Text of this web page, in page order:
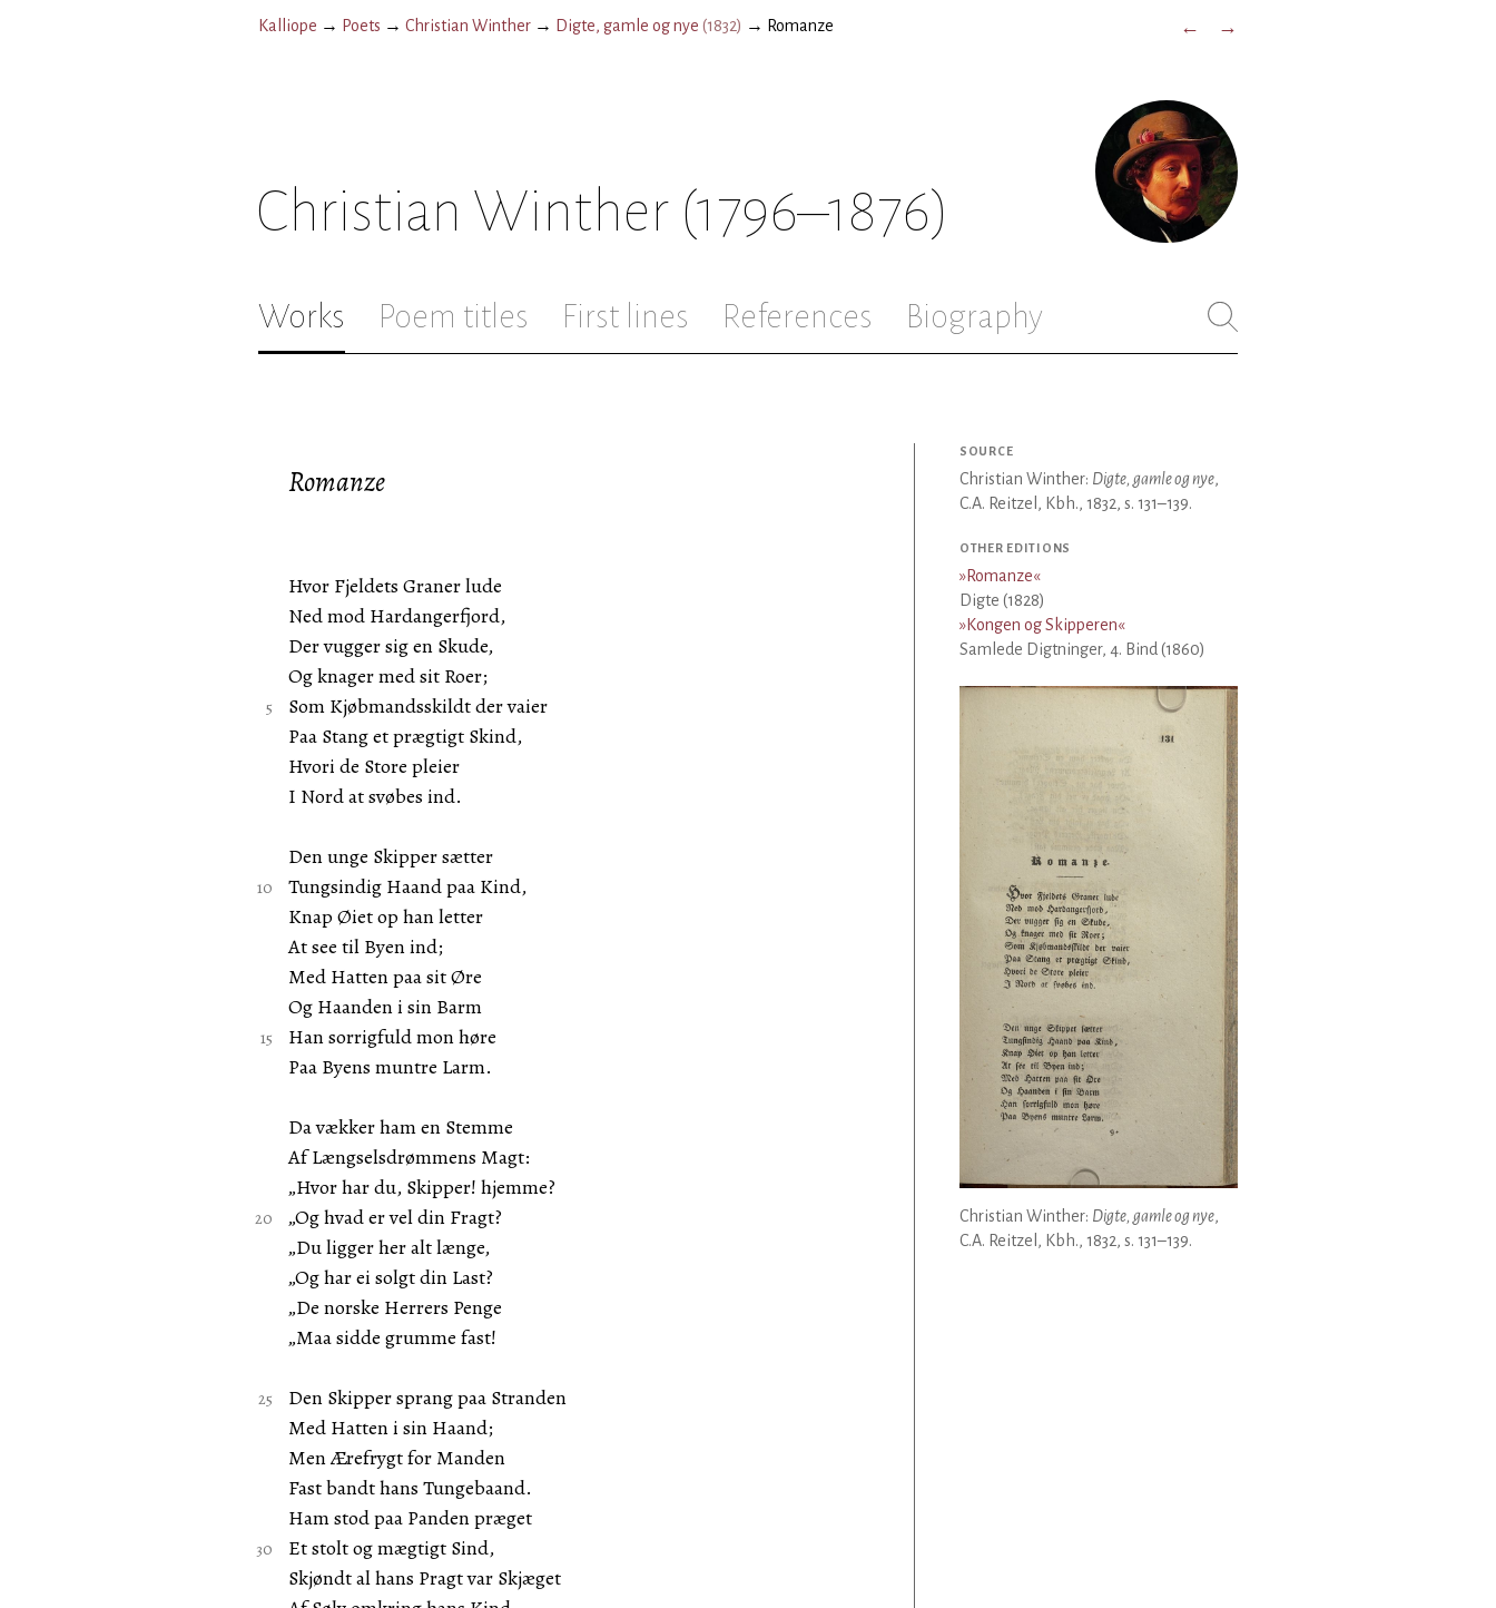
Kalliope → Poets → Christian Winther → Digte, gamle og nye (1832) → Romanze ← →
Christian Winther (1796–1876)
Works Poem titles First lines References Biography
Romanze
Hvor Fjeldets Graner lude
Ned mod Hardangerfjord,
Der vugger sig en Skude,
Og knager med sit Roer;
Som Kjøbmandsskildt der vaier
Paa Stang et prægtigt Skind,
Hvori de Store pleier
I Nord at svøbes ind.
Den unge Skipper sætter
Tungsindig Haand paa Kind,
Knap Øiet op han letter
At see til Byen ind;
Med Hatten paa sit Øre
Og Haanden i sin Barm
Han sorrigfuld mon høre
Paa Byens muntre Larm.
Da vækker ham en Stemme
Af Længselsdrømmens Magt:
„Hvor har du, Skipper! hjemme?
„Og hvad er vel din Fragt?
„Du ligger her alt længe,
„Og har ei solgt din Last?
„De norske Herrers Penge
„Maa sidde grumme fast!
Den Skipper sprang paa Stranden
Med Hatten i sin Haand;
Men Ærefrygt for Manden
Fast bandt hans Tungebaand.
Ham stod paa Panden præget
Et stolt og mægtigt Sind,
Skjøndt al hans Pragt var Skjæget
SOURCE
Christian Winther: Digte, gamle og nye,
C.A. Reitzel, Kbh., 1832, s. 131–139.
OTHER EDITIONS
»Romanze«
Digte (1828)
»Kongen og Skipperen«
Samlede Digtninger, 4. Bind (1860)
Christian Winther: Digte, gamle og nye,
C.A. Reitzel, Kbh., 1832, s. 131–139.